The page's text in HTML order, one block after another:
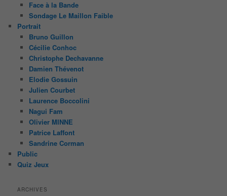
Face à la Bande
Sondage Le Maillon Faible
Portrait
Bruno Guillon
Cécilie Conhoc
Christophe Dechavanne
Damien Thévenot
Elodie Gossuin
Julien Courbet
Laurence Boccolini
Nagui Fam
Olivier MINNE
Patrice Laffont
Sandrine Corman
Public
Quiz Jeux
ARCHIVES